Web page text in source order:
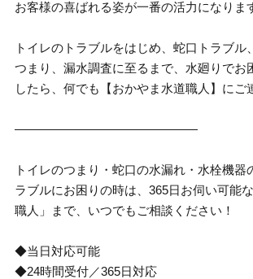
お客様の喜ばれる姿が一番の活力になりま
トイレのトラブルをはじめ、蛇口トラブル
つまり、漏水調査に至るまで、水廻りでお
したら、何でも【おかやま水道職人】にご
―――――――――――――――
トイレのつまり・蛇口の水漏れ・水栓機器
ラブルにお困りの時は、365日お伺い可能
職人」まで、いつでもご相談ください！
◆当日対応可能
◆24時間受付／365日対応